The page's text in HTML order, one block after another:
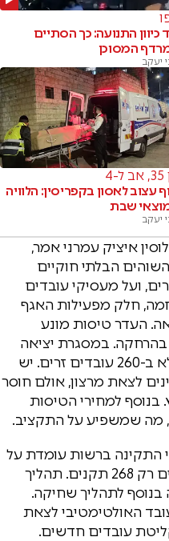
כיוון התנועה: כך הסתיים
המסוכן
יעקב
4
עצוב לאסון בקפריסין: הלוויה
שבת
יעקב
איציק עמרני אמר,
הבלתי חוקיים
ועל מעסיקי עובדים
חלק מפעילות האגף
העדר טיסות מונע
בהרחקה. במסגרת יציאה
מרצון, לאחרונה הוצאנו מטוס מלא ב-260 עובדים זרים. יש
לצאת מרצון, אולם חוסר
למחירי הטיסות
מה שמשפיע על התקציב.
התקינה ברשות עומדת על
330 עובדים, אולם בפועל מאוישים רק 268 תקנים. תהליך
בנוסף לתהליך שחיקה.
האולטימטיבי לצאת
עובדים חדשים.